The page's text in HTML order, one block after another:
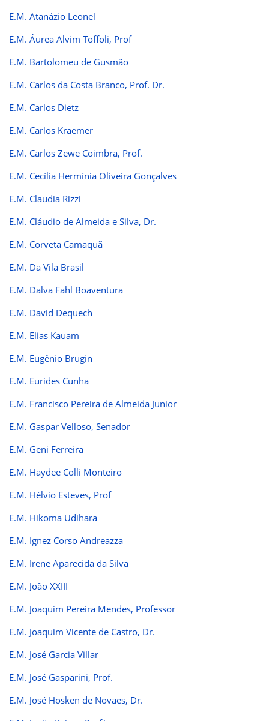
E.M. Atanázio Leonel
E.M. Áurea Alvim Toffoli, Prof
E.M. Bartolomeu de Gusmão
E.M. Carlos da Costa Branco, Prof. Dr.
E.M. Carlos Dietz
E.M. Carlos Kraemer
E.M. Carlos Zewe Coimbra, Prof.
E.M. Cecília Hermínia Oliveira Gonçalves
E.M. Claudia Rizzi
E.M. Cláudio de Almeida e Silva, Dr.
E.M. Corveta Camaquã
E.M. Da Vila Brasil
E.M. Dalva Fahl Boaventura
E.M. David Dequech
E.M. Elias Kauam
E.M. Eugênio Brugin
E.M. Eurides Cunha
E.M. Francisco Pereira de Almeida Junior
E.M. Gaspar Velloso, Senador
E.M. Geni Ferreira
E.M. Haydee Colli Monteiro
E.M. Hélvio Esteves, Prof
E.M. Hikoma Udihara
E.M. Ignez Corso Andreazza
E.M. Irene Aparecida da Silva
E.M. João XXIII
E.M. Joaquim Pereira Mendes, Professor
E.M. Joaquim Vicente de Castro, Dr.
E.M. José Garcia Villar
E.M. José Gasparini, Prof.
E.M. José Hosken de Novaes, Dr.